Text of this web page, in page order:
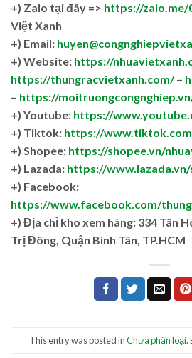
+) Zalo tại đây => https://zalo.me/
Việt Xanh
+) Email:
+) Website: https://
https://thungracvietxanh.com/–
– https://
+) Youtube: https://
+) Tiktok: https://
+) Shopee: https://shopee.vn/
+) Lazada: https://
+) Facebook:
https://www.facebook.com/
+) Địa chỉ kho xem hàng: 334 Tân
Trị Đông, Quận Bình Tân, TP.HCM
This entry was posted inChưa phân loại.